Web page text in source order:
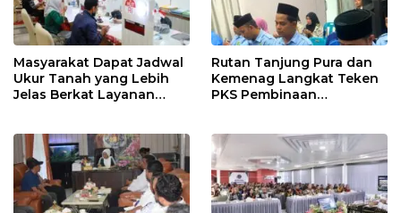
Masyarakat Dapat Jadwal
Ukur Tanah yang Lebih
Jelas Berkat Layanan
Rutan Tanjung Pura dan
Kemenag Langkat Teken
PKS Pembinaan